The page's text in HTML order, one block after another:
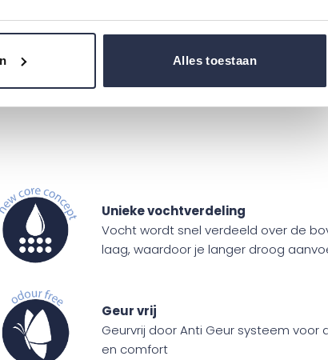
Alles toestaan
Unieke vochtverdeling
Vocht wordt snel verdeeld over de
laag, waardoor je langer droog
Geur vrij
Geurvrij door Anti Geur systeem voor
en comfort